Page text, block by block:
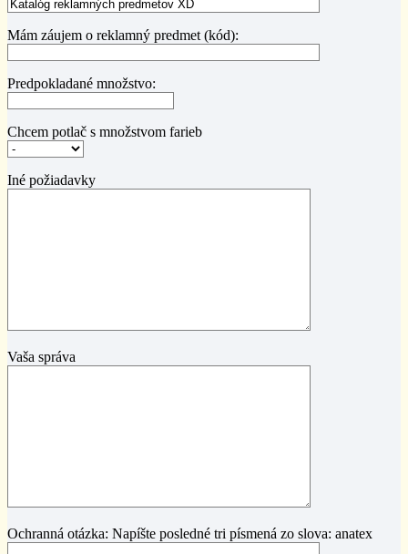
Mám záujem o reklamný predmet (kód):
Predpokladané množstvo:
Chcem potlač s množstvom farieb
Iné požiadavky
Vaša správa
Ochranná otázka: Napíšte posledné tri písmená zo slova: anatex